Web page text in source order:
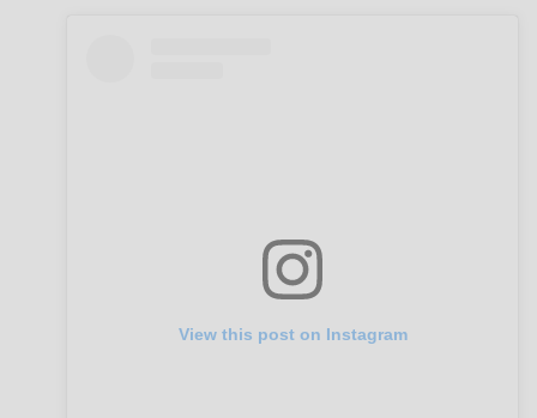
View this post on Instagram